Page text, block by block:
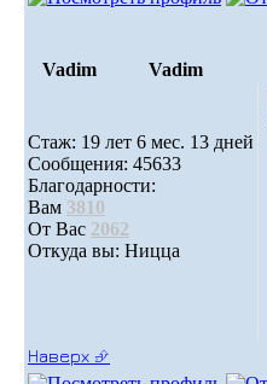
Vadim Vadim
Стаж: 19 лет 6 мес. 13 дней
Сообщения: 45633
Благодарности:
Вам 3810
От Вас 2062
Откуда вы: Ницца
Наверх ⮵